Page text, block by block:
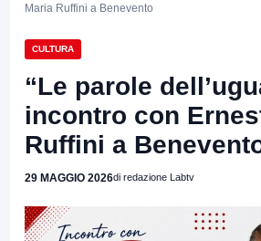
Maria Ruffini a Benevento
CULTURA
“Le parole
incontro con
Ruffini a
29 MAGGIO 2026di redazione Labtv